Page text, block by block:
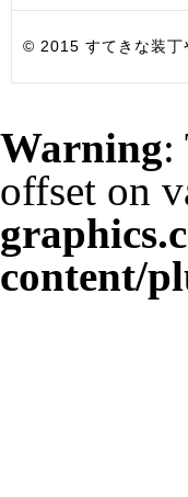
© 2015 すてきな装
Warning:
offset on
content/